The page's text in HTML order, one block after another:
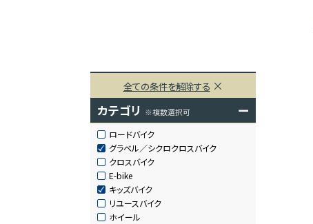
全ての条件を解除する
カテゴリ ※複数選択可 ー
ロードバイク
グラベル／シクロクロスバイク
クロスバイク
E-bike
キッズバイク
リユースバイク
ホイール